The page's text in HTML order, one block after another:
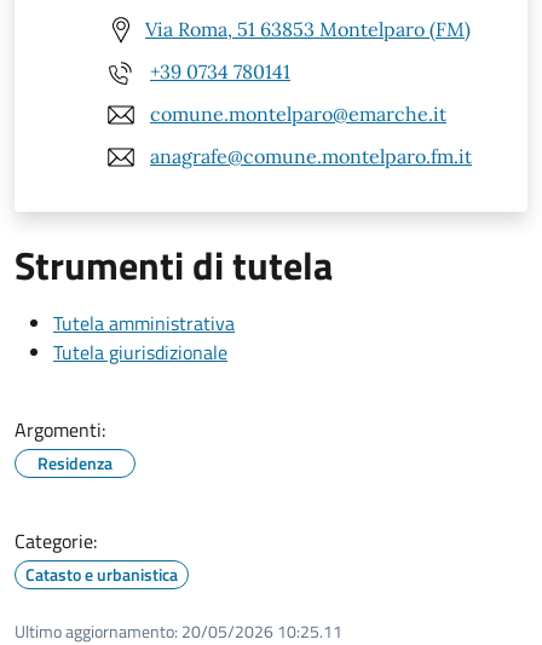
Via Roma, 51 63853 Montelparo (FM)
+39 0734 780141
comune.montelparo@emarche.it
anagrafe@comune.montelparo.fm.it
Strumenti di tutela
Tutela amministrativa
Tutela giurisdizionale
Argomenti:
Residenza
Categorie:
Catasto e urbanistica
Ultimo aggiornamento: 20/05/2026 10:25.11